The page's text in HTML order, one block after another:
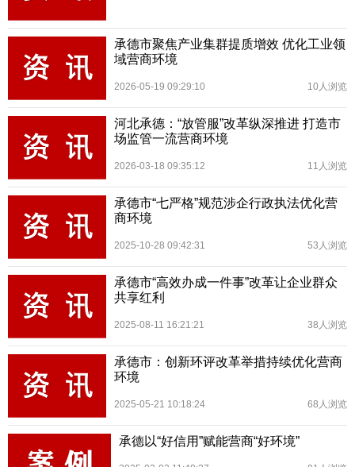
承德市聚焦产业集群提质增效 优化工业领
域营商环境
2026-05-19 09:29:10 10人浏览
河北承德：“放管服”改革纵深推进 打造市
场监管一流营商环境
2026-03-18 09:35:12 11人浏览
承德市“七严格”规范涉企行政执法优化营
商环境
2025-10-28 09:42:31 53人浏览
承德市“高效办成一件事”改革让企业群众
共享红利
2025-08-11 16:21:21 38人浏览
承德市：创新环评改革举措持续优化营商
环境
2025-05-21 10:18:24 68人浏览
承德以“好信用”赋能营商“好环境”